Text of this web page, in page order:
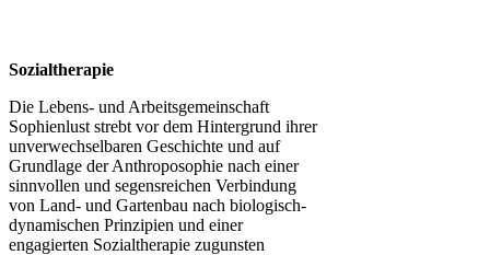
Sozialtherapie
Die Lebens- und Arbeitsgemeinschaft
Sophienlust strebt vor dem Hintergrund ihrer
unverwechselbaren Geschichte und auf
Grundlage der Anthroposophie nach einer
sinnvollen und segensreichen Verbindung
von Land- und Gartenbau nach biologisch-
dynamischen Prinzipien und einer
engagierten Sozialtherapie zugunsten